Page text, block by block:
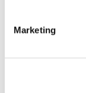
Marketing